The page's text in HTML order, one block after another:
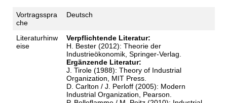
Vortragsspra
che
Deutsch
Literaturhinw
eise
Verpflichtende Literatur:
H. Bester (2012): Theorie der
Industrieökonomik, Springer-Verlag.
Ergänzende Literatur:
J. Tirole (1988): Theory of Industrial
Organization, MIT Press.
D. Carlton / J. Perloff (2005): Modern
Industrial Organization, Pearson.